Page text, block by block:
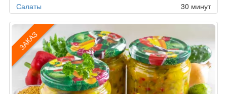
Салаты 30 минут
ЗАКАЗ